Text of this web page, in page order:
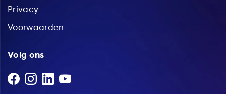
Privacy
Voorwaarden
Volg ons